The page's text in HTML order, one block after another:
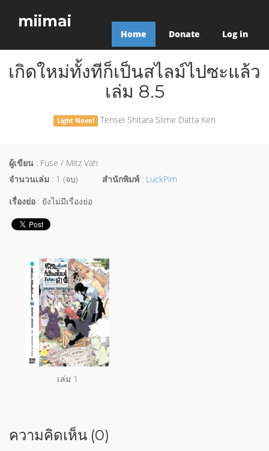
miimai
Home Donate Log in
เกิดใหม่ทั้งทีก็เป็นสไลม์ไปซะแล้ว
เล่ม 8.5
Light Novel Tensei Shitara Slime Datta Ken
ผู้เขียน : Fuse / Mitz Vah
จำนวนเล่ม : 1 (จบ) สำนักพิมพ์ : LuckPim
เรื่องย่อ : ยังไม่มีเรื่องย่อ
เล่ม 1
ความคิดเห็น (0)